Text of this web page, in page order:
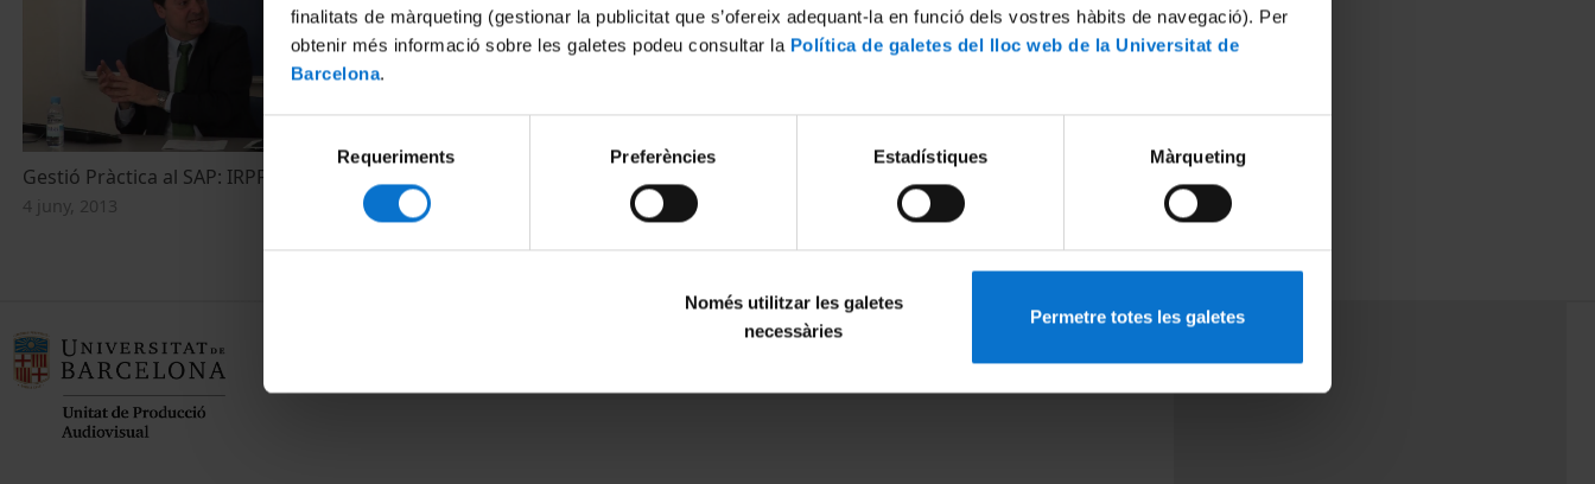
finalitats de màrqueting (gestionar la publicitat que s’ofereix adequant-la en funció dels vostres hàbits de navegació). Per
obtenir més informació sobre les galetes podeu consultar la Política de galetes del lloc web de la Universitat de
Barcelona.
de
consentiment
Requeriments Preferències Estadístiques Màrqueting
Només utilitzar les galetes
necessàries
Permetre totes les galetes
Gestió Pràctica al SAP: IRPF - IRNR
4 juny, 2013
Seguridad en actos multitudinarios
1 desembre, 2011
Seguridad por fuego y pirotecnia
1 desembre, 2011
MENÚ PEU 1 PEU 3